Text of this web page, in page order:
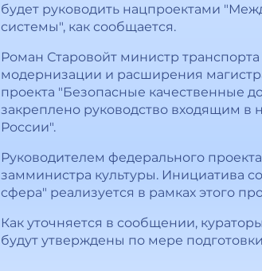
будет руководить нацпроектами
системы", как сообщается.
Роман Старовойт министр
модернизации и расширения
проекта "Безопасные качественные
закреплено руководство входящим
России".
Руководителем федерального
замминистра культуры. Инициатива
сфера" реализуется в рамках этого
Как уточняется в сообщении,
будут утверждены по мере